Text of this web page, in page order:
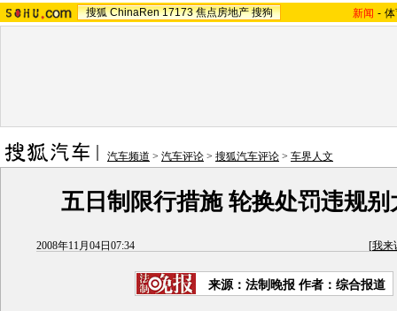
搜狐 ChinaRen 17173 焦点房地产 搜狗 新闻 -
汽车频道 > 汽车评论 > 搜狐汽车评论 > 车界人文
五日制限行措施 轮换处罚违规
2008年11月04日07:34 [我来
来源：法制晚报 作者：综合报道